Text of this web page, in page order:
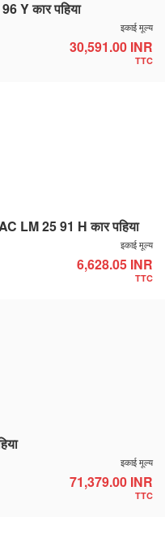
Y कार पहिया
इकाई मूल्य
30,591.00 INR
TTC
LM 25 91 H कार पहिया
इकाई मूल्य
6,628.05 INR
TTC
इकाई मूल्य
71,379.00 INR
TTC